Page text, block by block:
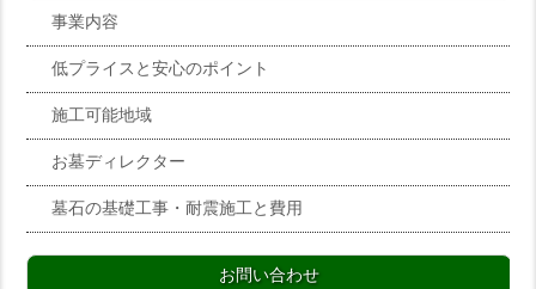
事業内容
低プライスと安心のポイント
施工可能地域
お墓ディレクター
墓石の基礎工事・耐震施工と費用
お問い合わせ